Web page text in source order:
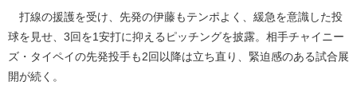
打線の援護を受け、先発の伊藤もテンポよく、緩急を意識した投
球を見せ、3回を1安打に抑えるピッチングを披露。相手チャイニー
ズ・タイペイの先発投手も2回以降は立ち直り、緊迫感のある試合展
開が続く。